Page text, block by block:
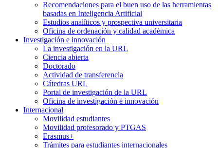
Recomendaciones para el buen uso de las herramientas
basadas en Inteligencia Artificial
Estudios analíticos y prospectiva universitaria
Oficina de ordenación y calidad académica
Investigación e innovación
La investigación en la URL
Ciencia abierta
Doctorado
Actividad de transferencia
Cátedras URL
Portal de investigación de la URL
Oficina de investigación e innovación
Internacional
Movilidad estudiantes
Movilidad profesorado y PTGAS
Erasmus+
Trámites para estudiantes internacionales